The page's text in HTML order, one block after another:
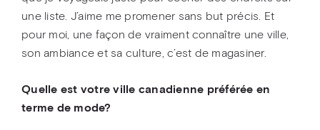
une liste. J’aime me promener sans but précis. Et
pour moi, une façon de vraiment connaître une ville,
son ambiance et sa culture, c’est de magasiner.
Quelle est votre ville canadienne préférée en
terme de mode?